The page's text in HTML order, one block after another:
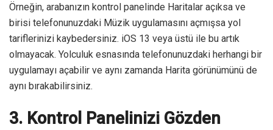
Örneğin, arabanızın kontrol panelinde Haritalar açıksa ve
birisi telefonunuzdaki Müzik uygulamasını açmışsa yol
tariflerinizi kaybedersiniz. iOS 13 veya üstü ile bu artık
olmayacak. Yolculuk esnasında telefonunuzdaki herhangi bir
uygulamayı açabilir ve aynı zamanda Harita görünümünü de
aynı bırakabilirsiniz.
3. Kontrol Panelinizi Gözden